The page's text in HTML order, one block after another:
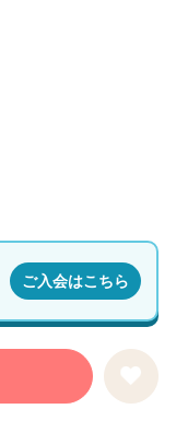
ご入会はこちら